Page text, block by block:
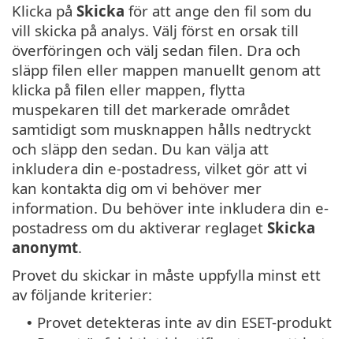
Klicka på Skicka för att ange den fil som du
vill skicka på analys. Välj först en orsak till
överföringen och välj sedan filen. Dra och
släpp filen eller mappen manuellt genom att
klicka på filen eller mappen, flytta
muspekaren till det markerade området
samtidigt som musknappen hålls nedtryckt
och släpp den sedan. Du kan välja att
inkludera din e-postadress, vilket gör att vi
kan kontakta dig om vi behöver mer
information. Du behöver inte inkludera din e-
postadress om du aktiverar reglaget Skicka
anonymt.
Provet du skickar in måste uppfylla minst ett
av följande kriterier:
• Provet detekteras inte av din ESET-produkt